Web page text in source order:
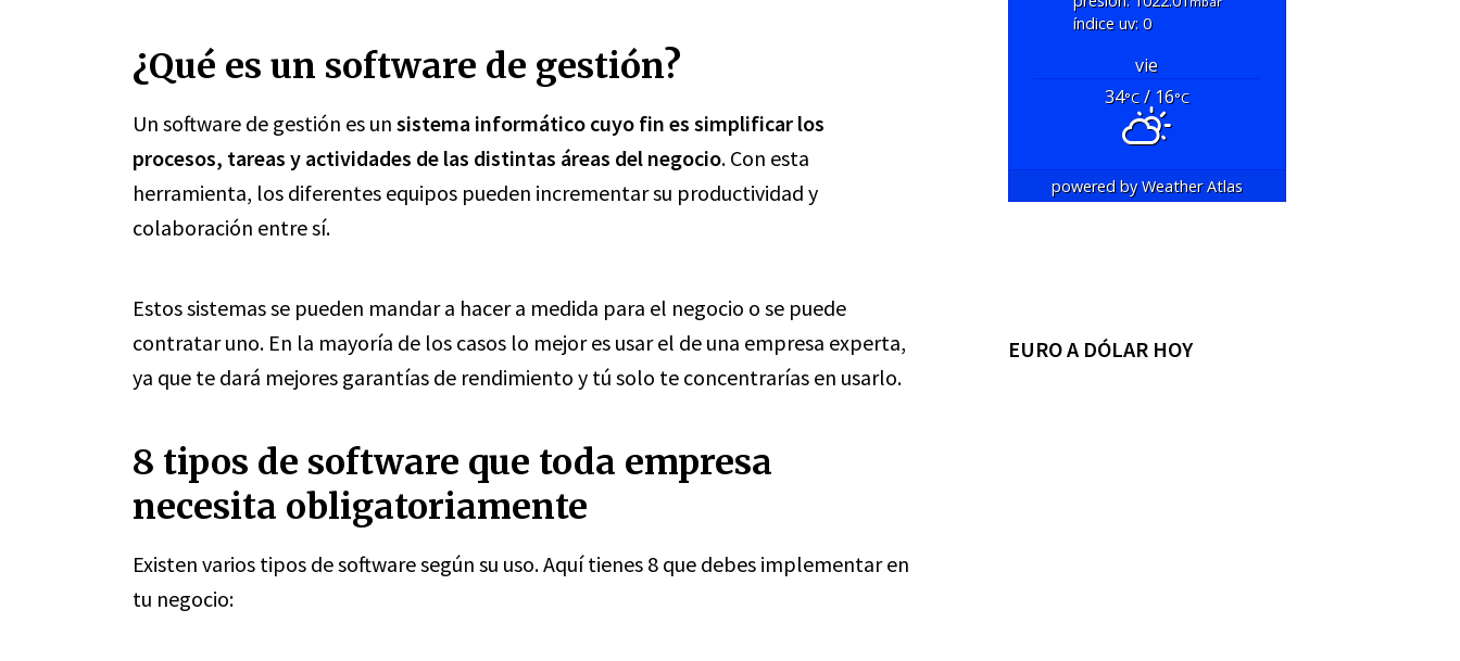
¿Qué es un software de gestión?
Un software de gestión es un sistema informático cuyo fin es simplificar los
procesos, tareas y actividades de las distintas áreas del negocio. Con esta
herramienta, los diferentes equipos pueden incrementar su productividad y
colaboración entre sí.
Estos sistemas se pueden mandar a hacer a medida para el negocio o se puede
contratar uno. En la mayoría de los casos lo mejor es usar el de una empresa experta,
ya que te dará mejores garantías de rendimiento y tú solo te concentrarías en usarlo.
8 tipos de software que toda empresa
necesita obligatoriamente
Existen varios tipos de software según su uso. Aquí tienes 8 que debes implementar en
tu negocio:
índice uv: 0
vie
34°C/ 16°C
powered byWeather Atlas
EURO A DÓLAR HOY